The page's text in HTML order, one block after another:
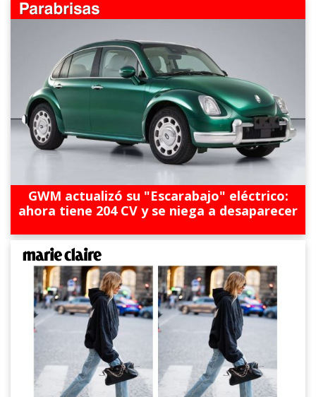
GWM actualizó su "Escarabajo" eléctrico:
ahora tiene 204 CV y se niega a desaparecer